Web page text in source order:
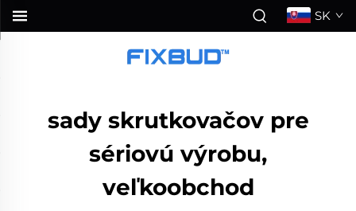
SK
sady skrutkovačov pre
sériovú výrobu,
veľkoobchod